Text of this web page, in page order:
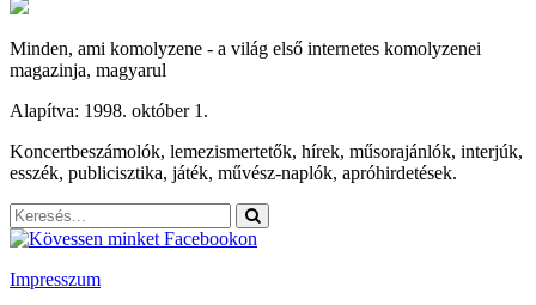
Minden, ami komolyzene - a világ első internetes komolyzenei
magazinja, magyarul
Alapítva: 1998. október 1.
Koncertbeszámolók, lemezismertetők, hírek, műsorajánlók, interjúk,
esszék, publicisztika, játék, művész-naplók, apróhirdetések.
Impresszum